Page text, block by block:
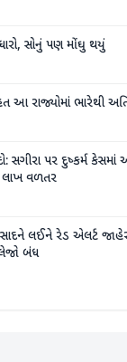
સોનું પણ મોંઘુ થયું
આ રાજ્યોમાં ભારેથી
સગીરા પર દુષ્કર્મ
વળતર
લઈને રેડ એલર્ટ
બંધ